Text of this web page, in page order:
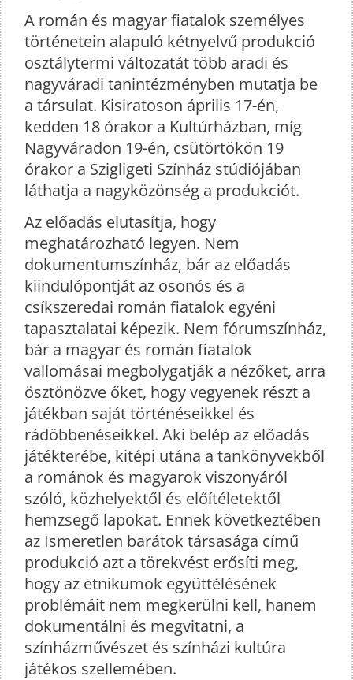
A román és magyar fiatalok személyes
történetein alapuló kétnyelvű produkció
osztálytermi változatát több aradi és
nagyváradi tanintézményben mutatja be
a társulat. Kisiratoson április 17-én,
kedden 18 órakor a Kultúrházban, míg
Nagyváradon 19-én, csütörtökön 19
órakor a Szigligeti Színház stúdiójában
láthatja a nagyközönség a produkciót.
Az előadás elutasítja, hogy
meghatározható legyen. Nem
dokumentumszínház, bár az előadás
kiindulópontját az osonós és a
csíkszeredai román fiatalok egyéni
tapasztalatai képezik. Nem fórumszínház,
bár a magyar és román fiatalok
vallomásai megbolygatják a nézőket, arra
ösztönözve őket, hogy vegyenek részt a
játékban saját történéseikkel és
rádöbbenéseikkel. Aki belép az előadás
játékterébe, kitépi utána a tankönyvekből
a románok és magyarok viszonyáról
szóló, közhelyektől és előítéletektől
hemzsegő lapokat. Ennek következtében
az Ismeretlen barátok társasága című
produkció azt a törekvést erősíti meg,
hogy az etnikumok együttélésének
problémáit nem megkerülni kell, hanem
dokumentálni és megvitatni, a
színházművészet és színházi kultúra
játékos szellemében.